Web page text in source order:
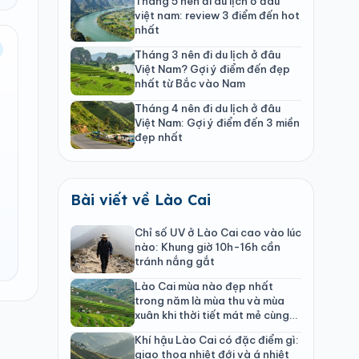
việt nam: review 3 điểm đến hot
nhất
Tháng 3 nên đi du lịch ở đâu
Việt Nam? Gợi ý điểm đến đẹp
nhất từ Bắc vào Nam
Tháng 4 nên đi du lịch ở đâu
Việt Nam: Gợi ý điểm đến 3 miền
đẹp nhất
Bài viết về Lào Cai
Chỉ số UV ở Lào Cai cao vào lúc
nào: Khung giờ 10h-16h cần
tránh nắng gắt
Lào Cai mùa nào đẹp nhất
trong năm là mùa thu và mùa
xuân khi thời tiết mát mẻ cùng
Khí hậu Lào Cai có đặc điểm gì:
giao thoa nhiệt đới và á nhiệt